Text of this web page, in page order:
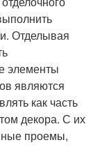
Отделывая
элементы
являются
как часть
декора. С их
проемы,